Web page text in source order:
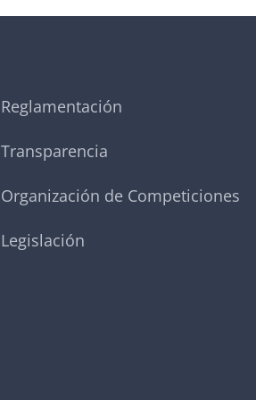
Reglamentación
Transparencia
Organización de Competiciones
Legislación